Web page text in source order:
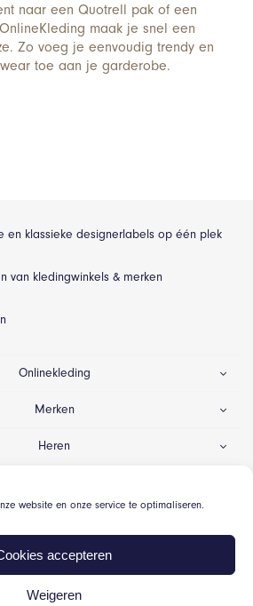
website en onze service te optimaliseren.
accepteren
Weigeren
naar een Quotrell pak of een
maak je snel een
Zo voeg je eenvoudig trendy en
toe aan je garderobe.
en klassieke designerlabels op één plek
van kledingwinkels & merken
Onlinekleding
Merken
Heren